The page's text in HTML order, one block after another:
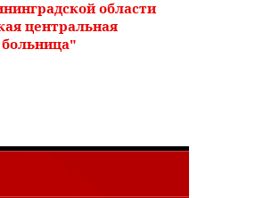
области
центральная